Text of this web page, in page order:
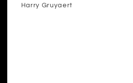
Harry Gruyaert